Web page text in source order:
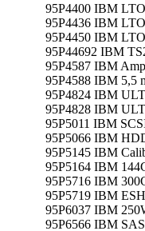
95P4400 IBM
95P4436 IBM
95P4450 IBM
95P44692 IBM
95P4587 IBM
95P4588 IBM 5,5
95P4824 IBM
95P4828 IBM
95P5011 IBM
95P5066 IBM
95P5145 IBM
95P5164 IBM
95P5716 IBM
95P5719 IBM
95P6037 IBM
95P6566 IBM